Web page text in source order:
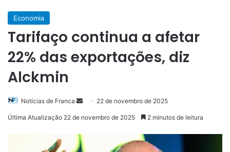
Economia
Tarifaço continua a afetar
22% das exportações, diz
Alckmin
Notícias de Franca
Mande
mail
22 de novembro de 2025
Última Atualização 22 de novembro de 2025 2 minutos de leitura